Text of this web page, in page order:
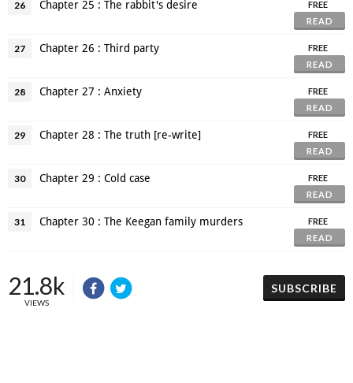
26 Chapter 25 : The rabbit's desire
FREE
READ
27 Chapter 26 : Third party
FREE
READ
28 Chapter 27 : Anxiety
FREE
READ
29 Chapter 28 : The truth [re-write]
FREE
READ
30 Chapter 29 : Cold case
FREE
READ
31 Chapter 30 : The Keegan family murders
FREE
READ
21.8k
VIEWS
SUBSCRIBE